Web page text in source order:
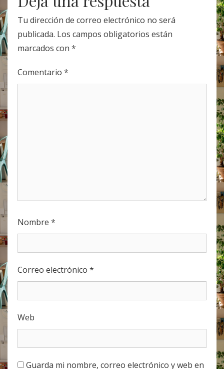
Tu dirección de correo electrónico no será
publicada. Los campos obligatorios están
marcados con *
Comentario *
Nombre *
Correo electrónico *
Web
Guarda mi nombre, correo electrónico y web en